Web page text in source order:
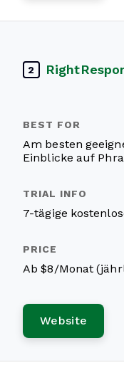
2
Am besten
Einblicke auf
7-tägige
Ab $8/Monat
Website